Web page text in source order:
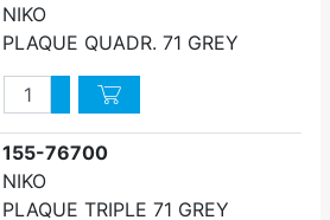
NIKO
PLAQUE QUADR. 71 GREY
QuantitéAugmenter quantité
Diminuer quantité
155-76700
NIKO
PLAQUE TRIPLE 71 GREY